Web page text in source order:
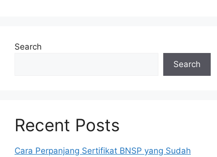
Search
Search
Recent Posts
Cara Perpanjang Sertifikat BNSP yang Sudah